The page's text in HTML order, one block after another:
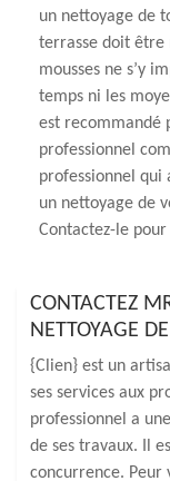
un nettoyage de
terrasse doit être
mousses ne s’y
temps ni les
est recommandé
professionnel
professionnel qui
un nettoyage de
Contactez-le pour
CONTACTEZ
NETTOYAGE
{Clien} est un
ses services aux
professionnel a
de ses travaux. Il
concurrence.